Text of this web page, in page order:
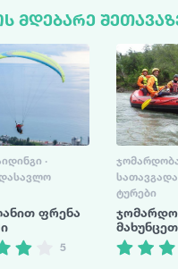
ᲛᲓᲔᲑᲐᲠᲔ
·
ფრენა
5
ᲢᲣᲠᲔᲑᲘ